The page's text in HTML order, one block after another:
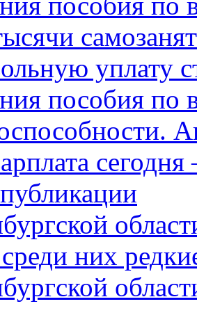
уплату
пособия по
них